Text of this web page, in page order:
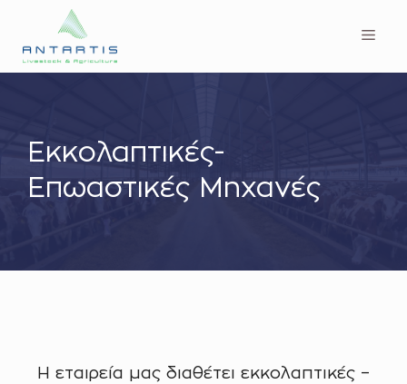
Μετάβαση
περιεχόμενο
Εκκολαπτικές-
Επωαστικές Μηχανές
Η εταιρεία μας διαθέτει εκκολαπτικές –